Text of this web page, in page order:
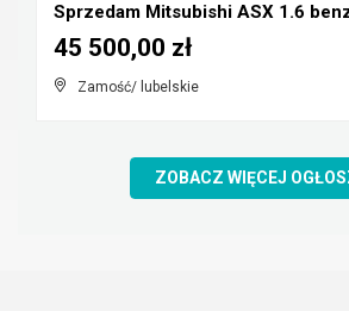
Zamość/ lubelskie
45 500,00 zł
ZOBACZ WIĘCEJ